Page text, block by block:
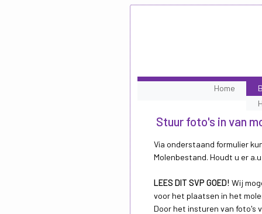
Home
Stuur foto's in van
Via onderstaand formulier
Molenbestand. Houdt u er
LEES DIT SVP GOED! Wij
voor het plaatsen in het
Door het insturen van foto's